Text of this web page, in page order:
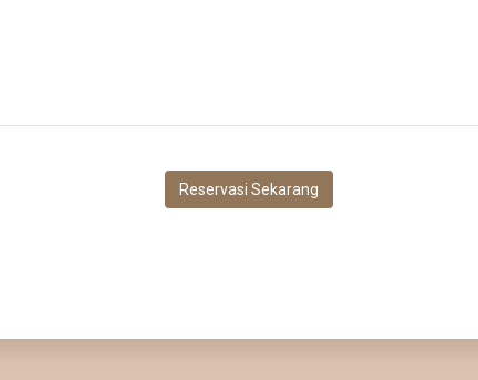
Reservasi Sekarang